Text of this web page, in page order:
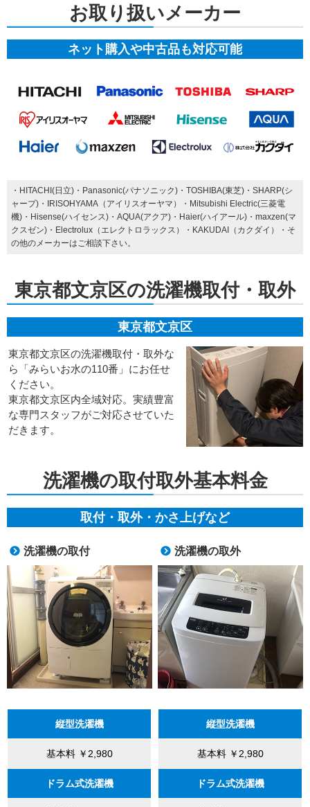
お取り扱いメーカー
ネット購入や中古品も対応可能
・HITACHI(日立)・Panasonic(パナソニック)・TOSHIBA(東芝)・SHARP(シ
ャープ)・IRISOHYAMA（アイリスオーヤマ）・Mitsubishi Electric(三菱電
機)・Hisense(ハイセンス)・AQUA(アクア)・Haier(ハイアール)・maxzen(マ
クスゼン)・Electrolux（エレクトロラックス）・KAKUDAI（カクダイ）・そ
の他のメーカーはご相談下さい。
東京都文京区の洗濯機取付・取外
東京都文京区
東京都文京区の洗濯機取付・取外な
ら「みらいお水の110番」にお任せ
ください。
東京都文京区内全域対応。実績豊富
な専門スタッフがご対応させていた
だきます。
洗濯機の取付取外基本料金
取付・取外・かさ上げなど
洗濯機の取付
縦型洗濯機
基本料 ￥2,980
ドラム式洗濯機
洗濯機の取外
縦型洗濯機
基本料 ￥2,980
ドラム式洗濯機